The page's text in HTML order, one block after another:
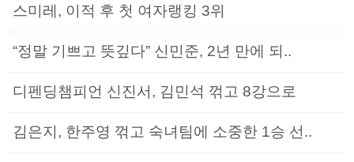
스미레, 이적 후 첫 여자랭킹 3위
“정말 기쁘고 뜻깊다” 신민준, 2년 만에 되..
디펜딩챔피언 신진서, 김민석 꺾고 8강으로
김은지, 한주영 꺾고 숙녀팀에 소중한 1승 선..